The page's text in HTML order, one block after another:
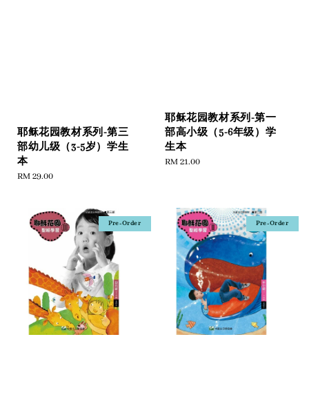
耶稣花园教材系列-第三
部幼儿级（3-5岁）学生
本
Regular
RM 29.00
耶稣花园教材系列-第一
部高小级（5-6年级）学
生本
Regular
RM 21.00
Pre-Order Pre-Order